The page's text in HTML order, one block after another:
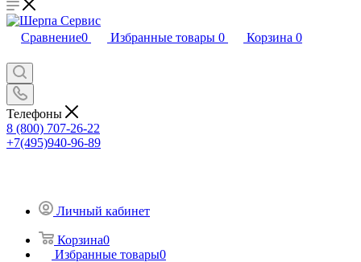
Сравнение0 Избранные товары 0 Корзина 0
Телефоны
8 (800) 707-26-22
+7(495)940-96-89
Личный кабинет
Корзина0
Избранные товары0